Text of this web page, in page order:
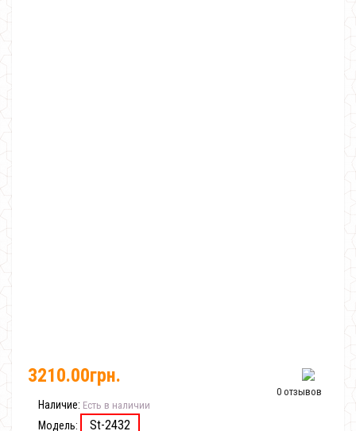
0 отзывов
3210.00грн.
Наличие: Есть в наличии
Модель: St-2432